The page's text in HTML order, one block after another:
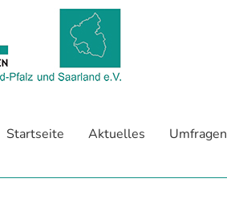
Startseite Aktuelles Umfragen